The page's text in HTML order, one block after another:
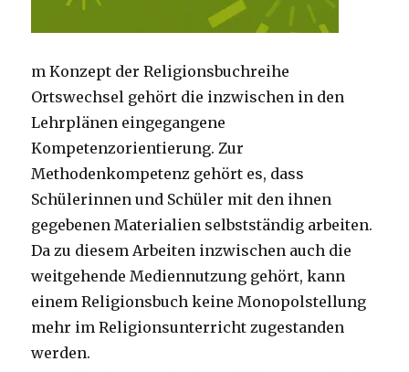
m Konzept der Religionsbuchreihe
Ortswechsel gehört die inzwischen in den
Lehrplänen eingegangene
Kompetenzorientierung. Zur
Methodenkompetenz gehört es, dass
Schülerinnen und Schüler mit den ihnen
gegebenen Materialien selbstständig arbeiten.
Da zu diesem Arbeiten inzwischen auch die
weitgehende Mediennutzung gehört, kann
einem Religionsbuch keine Monopolstellung
mehr im Religionsunterricht zugestanden
werden.